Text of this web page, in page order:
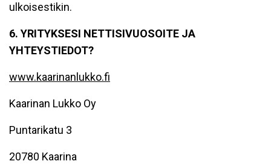
ulkoisestikin.
6. YRITYKSESI NETTISIVUOSOITE JA
YHTEYSTIEDOT?
www.kaarinanlukko.fi
Kaarinan Lukko Oy
Puntarikatu 3
20780 Kaarina